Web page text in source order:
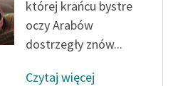
której krańcu bystre
oczy Arabów
dostrzegły znów...
Czytaj więcej